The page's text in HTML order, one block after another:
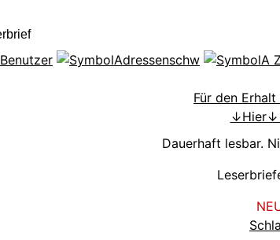
Für den
↓Hier↓
Dauerhaft lesbar.